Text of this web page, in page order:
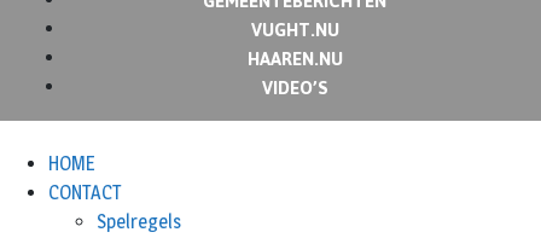
VUGHT.NU
HAAREN.NU
VIDEO’S
HOME
CONTACT
Spelregels